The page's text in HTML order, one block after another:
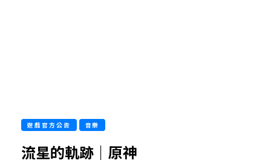
遊戲官方公告 音樂
流星的軌跡｜原神